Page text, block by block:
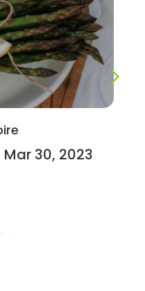
Mar 30, 2023